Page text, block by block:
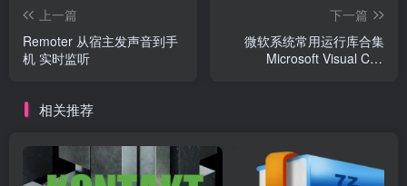
上一篇
Remoter 从宿主发声音到手
机 实时监听
下一篇
微软系统常用运行库合集
Microsoft Visual C++
相关推荐